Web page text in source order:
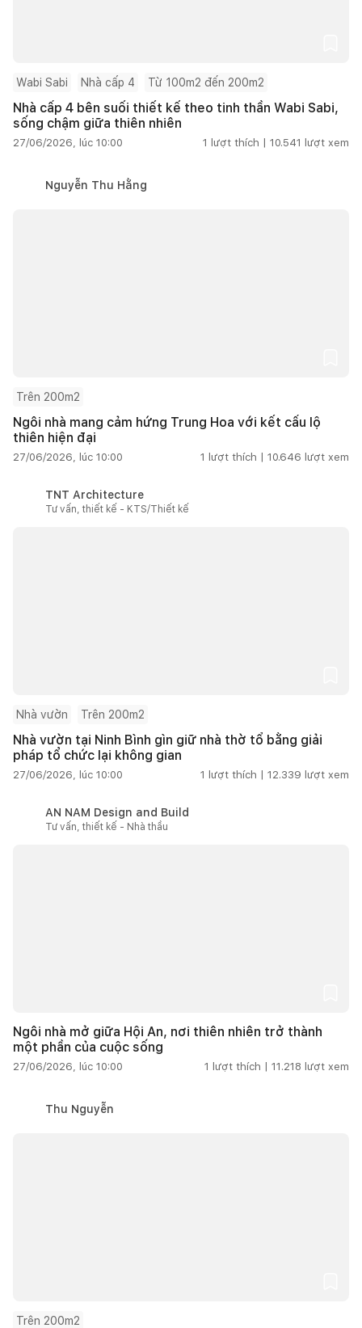
Wabi Sabi Nhà cấp 4 Từ 100m2 đến 200m2
Nhà cấp 4 bên suối thiết kế theo tinh thần Wabi Sabi,
sống chậm giữa thiên nhiên
27/06/2026, lúc 10:00 1 lượt thích | 10.541 lượt xem
Nguyễn Thu Hằng
Trên 200m2
Ngôi nhà mang cảm hứng Trung Hoa với kết cấu lộ
thiên hiện đại
27/06/2026, lúc 10:00 1 lượt thích | 10.646 lượt xem
TNT Architecture
Tư vấn, thiết kế - KTS/Thiết kế
Nhà vườn Trên 200m2
Nhà vườn tại Ninh Bình gìn giữ nhà thờ tổ bằng giải
pháp tổ chức lại không gian
27/06/2026, lúc 10:00 1 lượt thích | 12.339 lượt xem
AN NAM Design and Build
Tư vấn, thiết kế - Nhà thầu
Ngôi nhà mở giữa Hội An, nơi thiên nhiên trở thành
một phần của cuộc sống
27/06/2026, lúc 10:00 1 lượt thích | 11.218 lượt xem
Thu Nguyễn
Trên 200m2